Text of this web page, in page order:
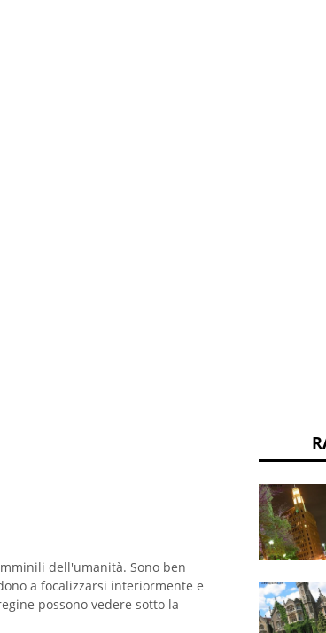
dell'umanità. Sono ben
a focalizzarsi interiormente e
possono vedere sotto la